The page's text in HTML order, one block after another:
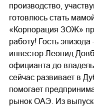
производство,
готовлюсь стать
«Корпорация ЗОЖ»
работу! Гость
инвестор Леонид
официанта до
сейчас развивает в
помогает
рынок ОАЭ. Из